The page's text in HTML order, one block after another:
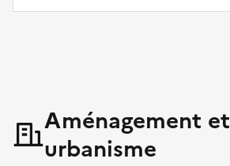
Aménagement et
urbanisme